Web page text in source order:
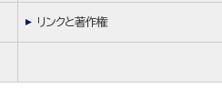
リンクと著作権